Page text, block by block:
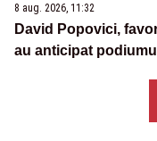
8 aug. 2026, 11:32
David Popovici,
au anticipat podiumul